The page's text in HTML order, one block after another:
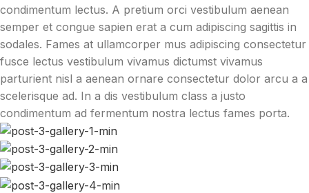
condimentum lectus. A pretium orci vestibulum aenean
semper et congue sapien erat a cum adipiscing sagittis in
sodales. Fames at ullamcorper mus adipiscing consectetur
fusce lectus vestibulum vivamus dictumst vivamus
parturient nisl a aenean ornare consectetur dolor arcu a a
scelerisque ad. In a dis vestibulum class a justo
condimentum ad fermentum nostra lectus fames porta.